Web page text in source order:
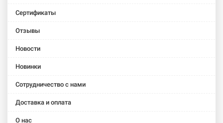
Сертификаты
Отзывы
Новости
Новинки
Сотрудничество с нами
Доставка и оплата
О нас